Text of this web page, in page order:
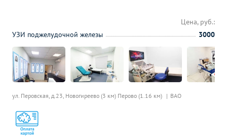
ул. Перовская, д.23, Новогиреево (3 км) Перово (1.16 км) ВАО
Цена, руб.:
УЗИ поджелудочной железы
3000